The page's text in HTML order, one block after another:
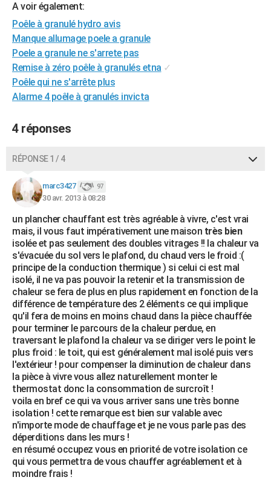
CARTE DE VOEUX
Carte de Noël
Carte Bonne année
Carte Saint-Valentin
Carte Pâques
Carte d'anniversaire
DICTIONNAIRE
Dictionnaire
Biographies
Citations
Expressions
Proverbes
PROGRAMME TV
COPAINS D'AVANT
FORUM
Bricolage
Lifestyle
Culture
Sport
Auto
Television
Voyage
Cinema
A voir également:
Poêle à granulé hydro avis
Manque allumage poele a granule
Poele a granule ne s'arrete pas
Remise à zéro poêle à granulés etna ✓
Poêle qui ne s'arrête plus
Alarme 4 poêle à granulés invicta
4 réponses
RÉPONSE 1 / 4
marc3427 97
30 avr. 2013 à 08:28
un plancher chauffant est très agréable à vivre, c'est vrai
mais, il vous faut impérativement une maison très bien
isolée et pas seulement des doubles vitrages !! la chaleur va
s'évacuée du sol vers le plafond, du chaud vers le froid :(
principe de la conduction thermique ) si celui ci est mal
isolé, il ne va pas pouvoir la retenir et la transmission de
chaleur se fera de plus en plus rapidement en fonction de la
différence de température des 2 éléments ce qui implique
qu'il fera de moins en moins chaud dans la pièce chauffée
pour terminer le parcours de la chaleur perdue, en
traversant le plafond la chaleur va se diriger vers le point le
plus froid : le toit, qui est généralement mal isolé puis vers
l'extérieur ! pour compenser la diminution de chaleur dans
la pièce à vivre vous allez naturellement monter le
thermostat donc la consommation de surcroît !
voila en bref ce qui va vous arriver sans une très bonne
isolation ! cette remarque est bien sur valable avec
n'importe mode de chauffage et je ne vous parle pas des
déperditions dans les murs !
en résumé occupez vous en priorité de votre isolation ce
qui vous permettra de vous chauffer agréablement et à
moindre frais !